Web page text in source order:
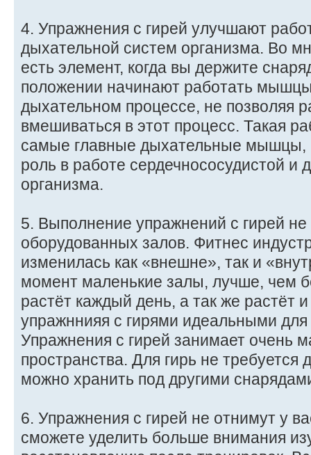
4. Упражнения с гирей улучшают
дыхательной систем организма. Во
есть элемент, когда вы держите
положении начинают работать
дыхательном процессе, не позволяя
вмешиваться в этот процесс. Такая
самые главные дыхательные мышцы,
роль в работе сердечнососудистой и
организма.
5. Выполнение упражнений с гирей не
оборудованных залов. Фитнес
изменилась как «внешне», так и
момент маленькие залы, лучше, чем
растёт каждый день, а так же растёт
упражннияя с гирями идеальными для
Упражнения с гирей занимает очень
пространства. Для гирь не требуется
можно хранить под другими
6. Упражнения с гирей не отнимут у
сможете уделить больше внимания